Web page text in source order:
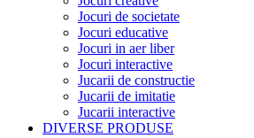
Jocuri de societate
Jocuri educative
Jocuri in aer liber
Jocuri interactive
Jucarii de constructie
Jucarii de imitatie
Jucarii interactive
DIVERSE PRODUSE